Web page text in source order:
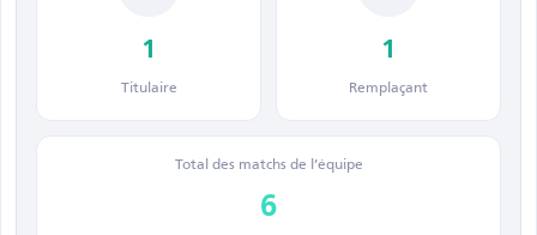
1
Titulaire
1
Remplaçant
Total des matchs de l’équipe
6